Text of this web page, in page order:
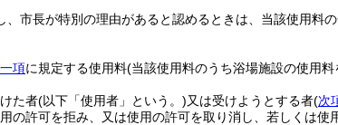
、市長が特別の理由があると認めるときは、当該使用料
項に規定する使用料(当該使用料のうち浴場施設の使用料
た者(以下「使用者」という。)又は受けようとする者(次
の許可を拒み、又は使用の許可を取り消し、若しくは使